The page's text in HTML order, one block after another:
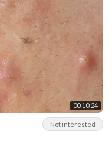
00:10:24
Not interested